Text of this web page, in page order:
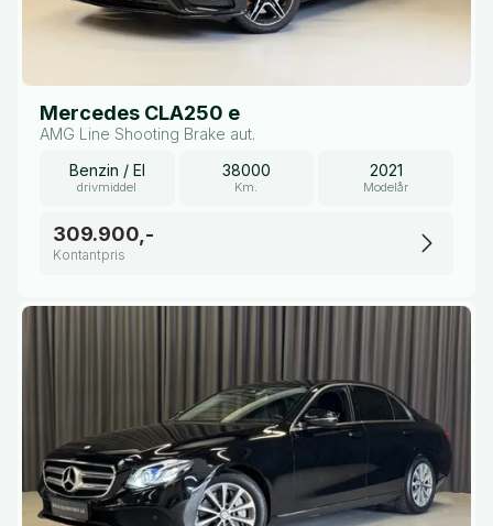
Mercedes CLA250 e
AMG Line Shooting Brake aut.
Benzin / El
drivmiddel
38000
Km.
2021
Modelår
309.900,-
Kontantpris